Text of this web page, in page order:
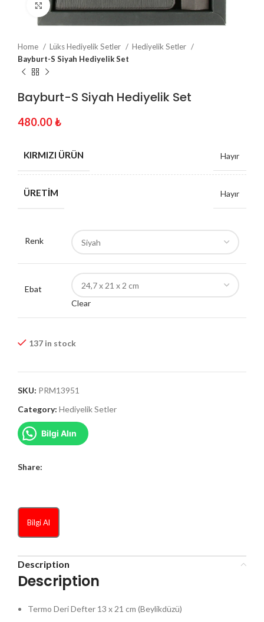
Click to enlarge
Home Lüks Hediyelik Setler
Hediyelik Setler
Bayburt-S Siyah Hediyelik Set
Bayburt-S Siyah Hediyelik Set
480.00₺
KIRMIZI ÜRÜN Hayır
ÜRETIM Hayır
Renk
Ebat
Clear
137 in stock
SKU: PRM13951
Category: Hediyelik Setler
Bilgi Alın
Share:
Bilgi Al
Description
Description
Termo Deri Defter 13 x 21 cm (Beylikdüzü)